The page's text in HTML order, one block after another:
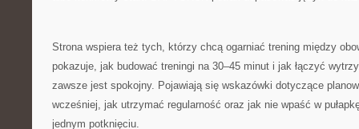
Strona wspiera też tych, którzy chcą ogarniać trening między
pokazuje, jak budować treningi na 30–45 minut i jak łączyć
zawsze jest spokojny. Pojawiają się wskazówki dotyczące
wcześniej, jak utrzymać regularność oraz jak nie wpaść w
jednym potknięciu.